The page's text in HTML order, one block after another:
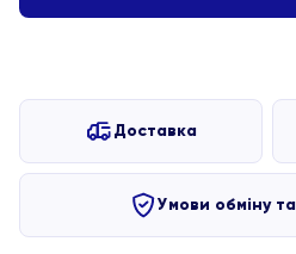
Доставка
Умови обміну